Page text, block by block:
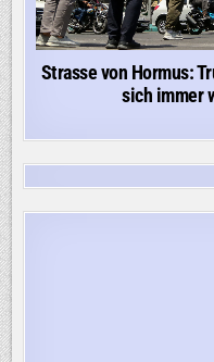
Strasse von Hormus:
sich immer